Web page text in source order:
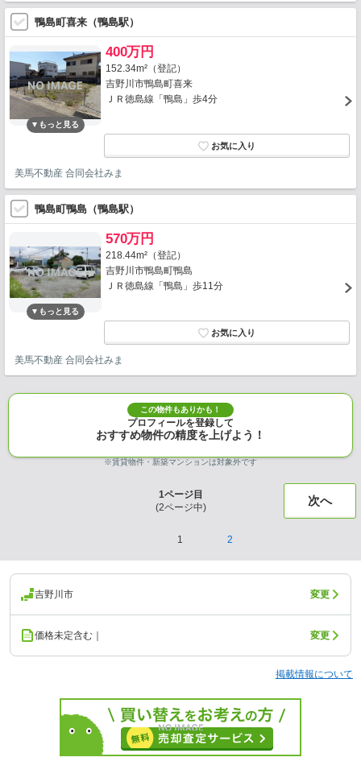
鴨島町喜来（鴨島駅）
400万円
152.34m²（登記）
吉野川市鴨島町喜来
ＪＲ徳島線「鴨島」歩4分
美馬不動産 合同会社みま
鴨島町鴨島（鴨島駅）
570万円
218.44m²（登記）
吉野川市鴨島町鴨島
ＪＲ徳島線「鴨島」歩11分
美馬不動産 合同会社みま
この物件もありかも！
プロフィールを登録して
おすすめ物件の精度を上げよう！
※賃貸物件・新築マンションは対象外です
1ページ目
(2ページ中) 次へ
1 2
吉野川市 変更
価格未定含む｜ 変更
掲載情報について